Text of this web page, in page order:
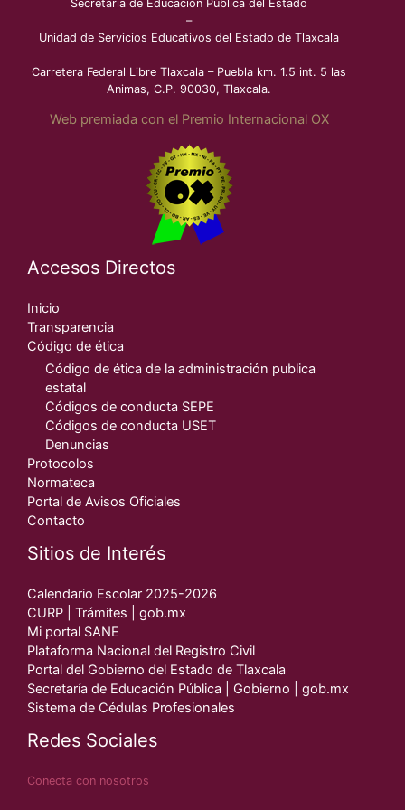
Secretaría de Educación Pública del Estado
–
Unidad de Servicios Educativos del Estado de Tlaxcala
Carretera Federal Libre Tlaxcala – Puebla km. 1.5 int. 5 las
Animas, C.P. 90030, Tlaxcala.
Web premiada con el Premio Internacional OX
Accesos Directos
Inicio
Transparencia
Código de ética
Código de ética de la administración publica
estatal
Códigos de conducta SEPE
Códigos de conducta USET
Denuncias
Protocolos
Normateca
Portal de Avisos Oficiales
Contacto
Sitios de Interés
Calendario Escolar 2025-2026
CURP | Trámites | gob.mx
Mi portal SANE
Plataforma Nacional del Registro Civil
Portal del Gobierno del Estado de Tlaxcala
Secretaría de Educación Pública | Gobierno | gob.mx
Sistema de Cédulas Profesionales
Redes Sociales
Conecta con nosotros